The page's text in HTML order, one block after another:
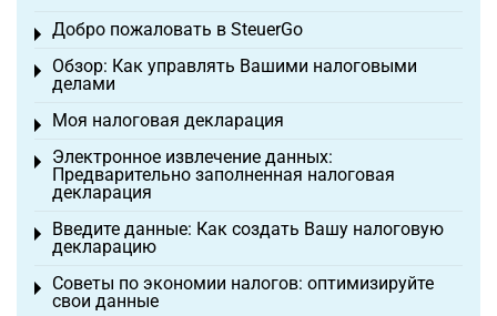
Добро пожаловать в SteuerGo
Toggle menu
Обзор: Как управлять Вашими налоговыми
делами
Toggle menu
Моя налоговая декларация
Toggle menu
Электронное извлечение данных:
Предварительно заполненная налоговая
декларация
Toggle menu
Введите данные: Как создать Вашу налоговую
декларацию
Toggle menu
Советы по экономии налогов: оптимизируйте
свои данные
Toggle menu